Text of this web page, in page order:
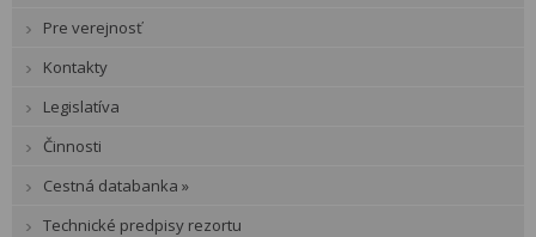
Pre verejnosť
Kontakty
Legislatíva
Činnosti
Cestná databanka »
Technické predpisy rezortu